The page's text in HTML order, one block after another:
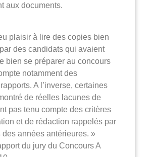
aux documents.
plaisir à lire des copies bien
des candidats qui avaient
bien se préparer au concours
notamment des
A l’inverse, certaines
de réelles lacunes de
pas tenu compte des critères
et de rédaction rappelés par
des années antérieures. »
du jury du Concours A